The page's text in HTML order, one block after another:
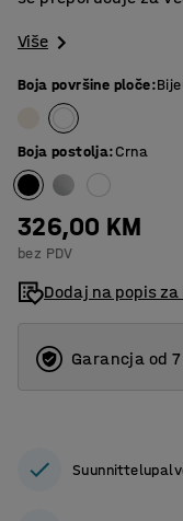
Više
Boja površine ploče:
Boja postolja:Crna
326,00 KM
bez PDV
Dodaj na popis
Garancja od